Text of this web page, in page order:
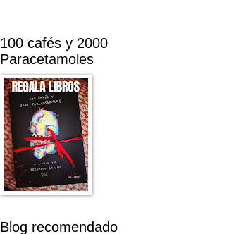
100 cafés y 2000
Paracetamoles
Blog recomendado